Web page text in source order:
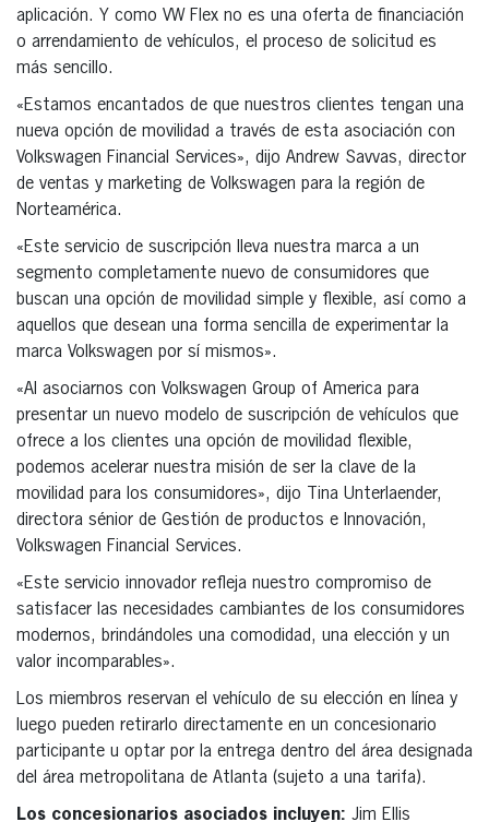
aplicación. Y como VW Flex no es una oferta de financiación
o arrendamiento de vehículos, el proceso de solicitud es
más sencillo.
«Estamos encantados de que nuestros clientes tengan una
nueva opción de movilidad a través de esta asociación con
Volkswagen Financial Services», dijo Andrew Savvas, director
de ventas y marketing de Volkswagen para la región de
Norteamérica.
«Este servicio de suscripción lleva nuestra marca a un
segmento completamente nuevo de consumidores que
buscan una opción de movilidad simple y flexible, así como a
aquellos que desean una forma sencilla de experimentar la
marca Volkswagen por sí mismos».
«Al asociarnos con Volkswagen Group of America para
presentar un nuevo modelo de suscripción de vehículos que
ofrece a los clientes una opción de movilidad flexible,
podemos acelerar nuestra misión de ser la clave de la
movilidad para los consumidores», dijo Tina Unterlaender,
directora sénior de Gestión de productos e Innovación,
Volkswagen Financial Services.
«Este servicio innovador refleja nuestro compromiso de
satisfacer las necesidades cambiantes de los consumidores
modernos, brindándoles una comodidad, una elección y un
valor incomparables».
Los miembros reservan el vehículo de su elección en línea y
luego pueden retirarlo directamente en un concesionario
participante u optar por la entrega dentro del área designada
del área metropolitana de Atlanta (sujeto a una tarifa).
Los concesionarios asociados incluyen: Jim Ellis